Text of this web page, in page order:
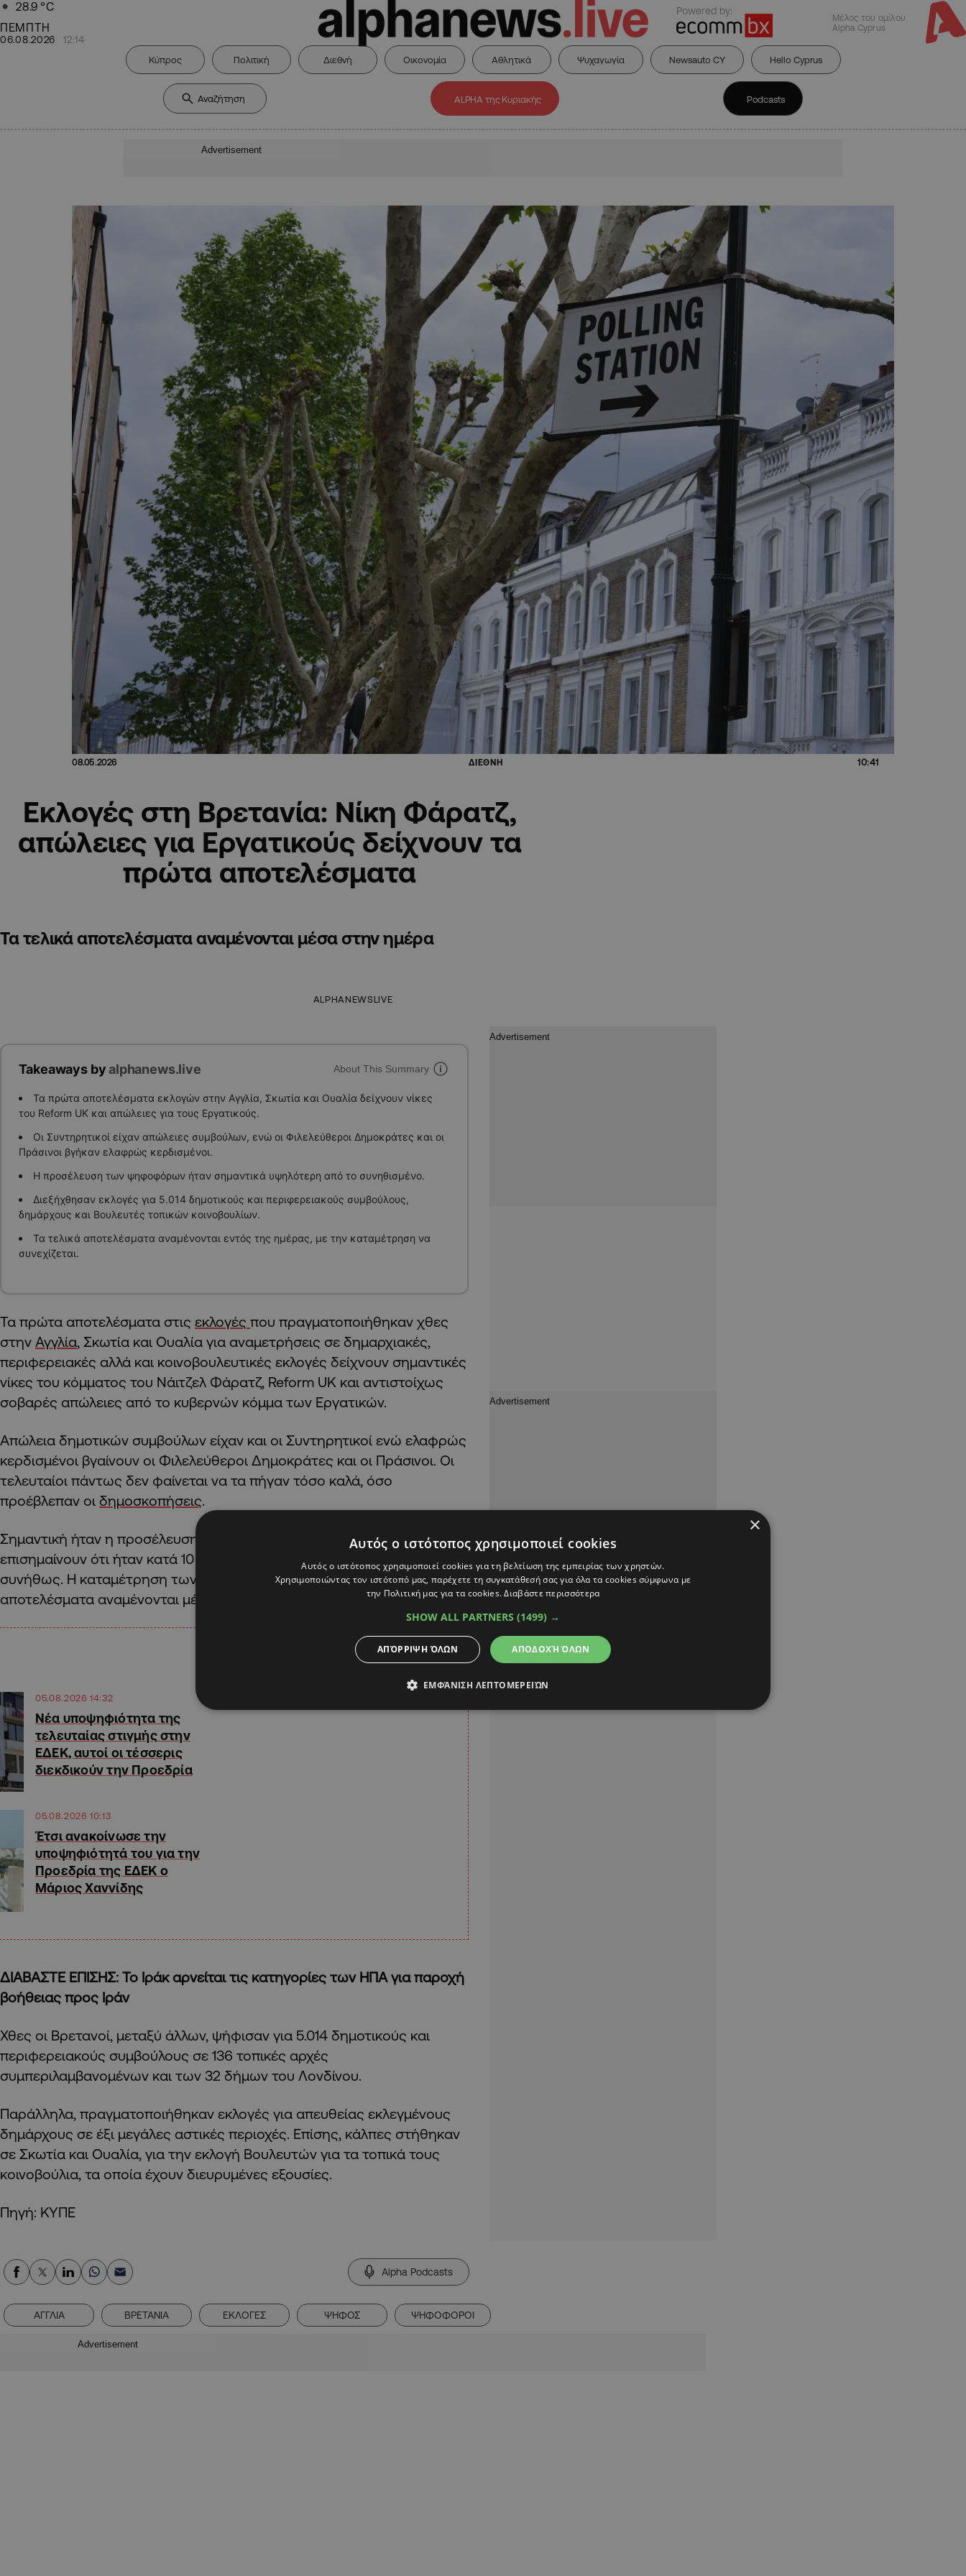
28.9 °C
ΠΕΜΠΤΗ
06.08.2026 12:14
Powered by:
Μέλος του ομίλου
Alpha Cyprus
Κύπρος Πολιτική Διεθνή Οικονομία Αθλητικά Ψυχαγωγία Newsauto CY Hello Cyprus
ALPHA της Κυριακής Podcasts
Advertisement
08.05.2026 ΔΙΕΘΝΗ 10:41
Εκλογές στη Βρετανία: Νίκη Φάρατζ,
απώλειες για Εργατικούς δείχνουν τα
πρώτα αποτελέσματα
Τα τελικά αποτελέσματα αναμένονται μέσα στην ημέρα
ALPHANEWSLIVE
Takeaways byalphanews.live About This Summary
Τα πρώτα αποτελέσματα εκλογών στην Αγγλία, Σκωτία και Ουαλία δείχνουν νίκες
του Reform UK και απώλειες για τους Εργατικούς.
Οι Συντηρητικοί είχαν απώλειες συμβούλων, ενώ οι Φιλελεύθεροι Δημοκράτες και οι
Πράσινοι βγήκαν ελαφρώς κερδισμένοι.
Η προσέλευση των ψηφοφόρων ήταν σημαντικά υψηλότερη από το συνηθισμένο.
Διεξήχθησαν εκλογές για 5.014 δημοτικούς και περιφερειακούς συμβούλους,
δημάρχους και Βουλευτές τοπικών κοινοβουλίων.
Τα τελικά αποτελέσματα αναμένονται εντός της ημέρας, με την καταμέτρηση να
συνεχίζεται.
Τα πρώτα αποτελέσματα στις εκλογές που πραγματοποιήθηκαν χθες
στην Αγγλία, Σκωτία και Ουαλία για αναμετρήσεις σε δημαρχιακές,
περιφερειακές αλλά και κοινοβουλευτικές εκλογές δείχνουν σημαντικές
νίκες του κόμματος του Νάιτζελ Φάρατζ, Reform UK και αντιστοίχως
σοβαρές απώλειες από το κυβερνών κόμμα των Εργατικών.
Απώλεια δημοτικών συμβούλων είχαν και οι Συντηρητικοί ενώ ελαφρώς
κερδισμένοι βγαίνουν οι Φιλελεύθεροι Δημοκράτες και οι Πράσινοι. Οι
τελευταίοι πάντως δεν φαίνεται να τα πήγαν τόσο καλά, όσο
προέβλεπαν οι δημοσκοπήσεις.
Σημαντική ήταν η προσέλευση των
. Αναλυτές
επισημαίνουν ότι ήταν κατά 10 ποσοστιαίας μονάδες υψηλότερη από ότι
συνήθως. Η καταμέτρηση των ψήφων συνεχίζεται. Τα τελικά
αποτελέσματα αναμένονται μέσα στην ημέρα.
05.08.2026 14:32
Νέα υποψηφιότητα της
τελευταίας στιγμής στην
ΕΔΕΚ, αυτοί οι τέσσερις
διεκδικούν την Προεδρία
05.08.2026 10:13
Έτσι ανακοίνωσε την
υποψηφιότητά του για την
Προεδρία της ΕΔΕΚ ο
Μάριος Χαννίδης
ΔΙΑΒΑΣΤΕ ΕΠΙΣΗΣ: Το Ιράκ αρνείται τις κατηγορίες των ΗΠΑ για παροχή
βοήθειας προς Ιράν
Χθες οι Βρετανοί, μεταξύ άλλων, ψήφισαν για 5.014 δημοτικούς και
περιφερειακούς συμβούλους σε 136 τοπικές αρχές
συμπεριλαμβανομένων και των 32 δήμων του Λονδίνου.
Παράλληλα, πραγματοποιήθηκαν εκλογές για απευθείας εκλεγμένους
δημάρχους σε έξι μεγάλες αστικές περιοχές. Επίσης, κάλπες στήθηκαν
σε Σκωτία και Ουαλία, για την εκλογή Βουλευτών για τα τοπικά τους
κοινοβούλια, τα οποία έχουν διευρυμένες εξουσίες.
Πηγή: ΚΥΠΕ
Alpha Podcasts
ΑΓΓΛΙΑ ΒΡΕΤΑΝΙΑ ΕΚΛΟΓΕΣ ΨΗΦΟΣ ΨΗΦΟΦΟΡΟΙ
Advertisement
×
Αυτός ο ιστότοπος χρησιμοποιεί cookies
Αυτός ο ιστότοπος χρησιμοποιεί cookies για τη βελτίωση της εμπειρίας των χρηστών.
Χρησιμοποιώντας τον ιστότοπό μας, παρέχετε τη συγκατάθεσή σας για όλα τα cookies σύμφωνα με
την Πολιτική μας για τα cookies.Διαβάστε περισσότερα
SHOW ALL PARTNERS (1499) →
ΑΠΟΔΟΧΉ ΌΛΩΝ
ΑΠΌΡΡΙΨΗ ΌΛΩΝ
ΕΜΦΆΝΙΣΗ ΛΕΠΤΟΜΕΡΕΙΏΝ